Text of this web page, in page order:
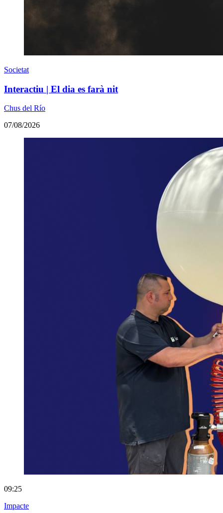
Societat
Interactiu | El dia es farà nit
Chus del Río
07/08/2026
09:25
Impacte